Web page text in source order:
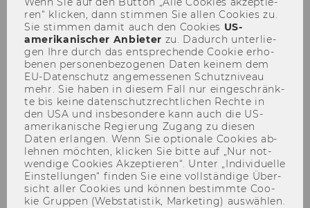
ren“ kli­cken, dann stim­men Sie allen Coo­kies zu.
Sie stim­men damit auch den Coo­kies US-​
amerikanischer An­bie­ter zu. Da­durch un­ter­lie­
gen Ihre durch das ent­spre­chen­de Coo­kie er­ho­
be­nen per­so­nen­be­zo­ge­nen Daten kei­nem dem
EU-​Datenschutz an­ge­mes­se­nen Schutz­ni­veau
mehr. Sie haben in die­sem Fall nur ein­ge­schränk­
te bis keine da­ten­schutz­recht­li­chen Rech­te in
den USA und ins­be­son­de­re kann auch die US-​
amerikanische Re­gie­rung Zu­gang zu die­sen
Daten er­lan­gen. Wenn Sie op­tio­na­le Coo­kies ab­
leh­nen möch­ten, kli­cken Sie bitte auf „Nur not­
wen­di­ge Coo­kies Ak­zep­tie­ren“. Unter „In­di­vi­du­el­le
Ein­stel­lun­gen“ fin­den Sie eine voll­stän­di­ge Über­
sicht aller Coo­kies und kön­nen be­stimm­te Coo­
kie Grup­pen (Web­sta­tis­tik, Mar­ke­ting) aus­wäh­len.